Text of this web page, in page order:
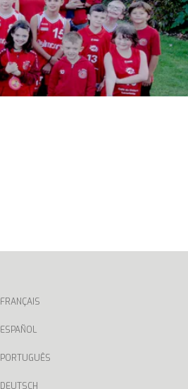
FRANÇAIS
ESPAÑOL
PORTUGUÊS
DEUTSCH